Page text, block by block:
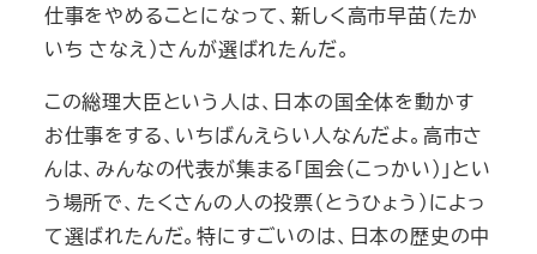
仕事をやめることになって、新しく高市早苗（たか
いち さなえ）さんが選ばれたんだ。
この総理大臣という人は、日本の国全体を動かす
お仕事をする、いちばんえらい人なんだよ。高市さ
んは、みんなの代表が集まる「国会（こっかい）」とい
う場所で、たくさんの人の投票（とうひょう）によっ
て選ばれたんだ。特にすごいのは、日本の歴史の中